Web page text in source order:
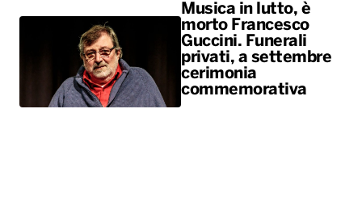
Musica in lutto, è
morto Francesco
Guccini. Funerali
privati, a settembre
cerimonia
commemorativa